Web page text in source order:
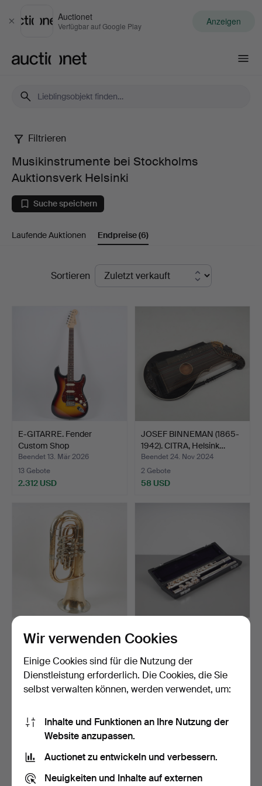
Schließen
Auctionet
Verfügbar auf Google Play Anzeigen
Musikinstrumente
bei
Stockholms
Auktionsverk
Filtrieren
Musikinstrumente bei Stockholms
Auktionsverk Helsinki
Suche speichern
Laufende Auktionen Endpreise(6)
EndpreiseSortieren
E-GITARRE. Fender
Custom Shop
Stratocaster…
Beendet 13. Mär 2026
13 Gebote
2.312 USD
JOSEF BINNEMAN (1865-
1942). CITRA, Helsink…
Beendet 24. Nov 2024
2 Gebote
58 USD
TUBA, Eduart Kruspe,
Erfurt, Deutschland, …
17 Gebote
642 USD
SILBERNE KREUZFLÖTE,
Trevor J. James, Lond…
6 Gebote
463 USD
Wir verwenden Cookies
Einige Cookies sind für die Nutzung der
Dienstleistung erforderlich. Die Cookies, die Sie
selbst verwalten können, werden verwendet, um:
Inhalte und Funktionen an Ihre Nutzung der
Website anzupassen.
Auctionet zu entwickeln und verbessern.
Neuigkeiten und Inhalte auf externen